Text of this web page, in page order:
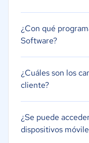
Gestión de
¿Con qué
Software?
¿Cuáles son los
cliente?
¿Se puede
dispositivos